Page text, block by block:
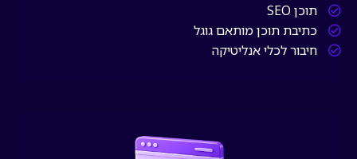
תוכן SEO
כתיבת תוכן מותאם גוגל
חיבור לכלי אנליטיקה